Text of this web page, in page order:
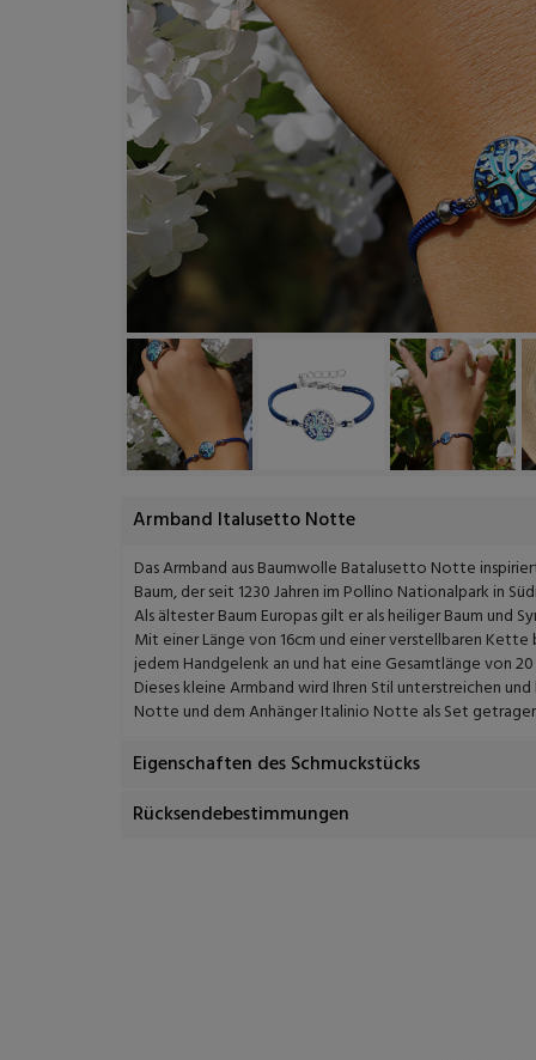
Armband Italusetto Notte
Das Armband aus Baumwolle Batalusetto Notte
Baum, der seit 1230 Jahren im Pollino Nationalpark in
Als ältester Baum Europas gilt er als heiliger Baum und
Mit einer Länge von 16cm und einer verstellbaren Kette
jedem Handgelenk an und hat eine Gesamtlänge von 20
Dieses kleine Armband wird Ihren Stil unterstreichen
Notte und dem Anhänger Italinio Notte als Set
Eigenschaften des Schmuckstücks
Rücksendebestimmungen